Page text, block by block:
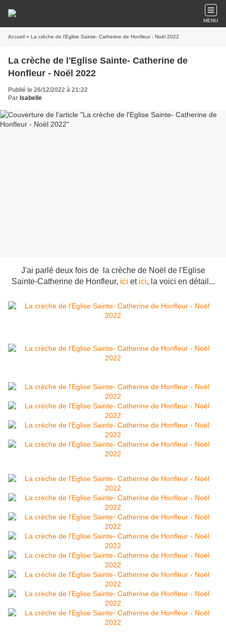
MENU
Accueil » La crèche de l'Eglise Sainte- Catherine de Honfleur - Noël 2022
La crèche de l'Eglise Sainte- Catherine de
Honfleur - Noël 2022
Publié le 26/12/2022 à 21:22
Par Isabelle
J'ai parlé deux fois de la crèche de Noël de l'Eglise
Sainte-Catherine de Honfleur, ici et ici, la voici en détail...